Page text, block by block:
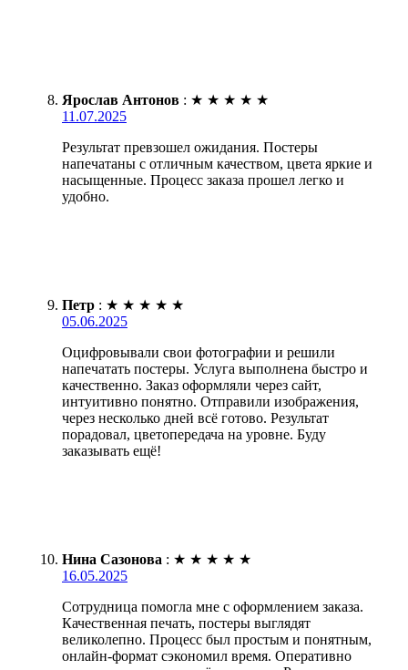
Ярослав Антонов : ★ ★ ★ ★ ★
11.07.2025
Результат превзошел ожидания. Постеры
напечатаны с отличным качеством, цвета яркие и
насыщенные. Процесс заказа прошел легко и
удобно.
Петр : ★ ★ ★ ★ ★
05.06.2025
Оцифровывали свои фотографии и решили
напечатать постеры. Услуга выполнена быстро и
качественно. Заказ оформляли через сайт,
интуитивно понятно. Отправили изображения,
через несколько дней всё готово. Результат
порадовал, цветопередача на уровне. Буду
заказывать ещё!
Нина Сазонова : ★ ★ ★ ★ ★
16.05.2025
Сотрудница помогла мне с оформлением заказа.
Качественная печать, постеры выглядят
великолепно. Процесс был простым и понятным,
онлайн-формат сэкономил время. Оперативно